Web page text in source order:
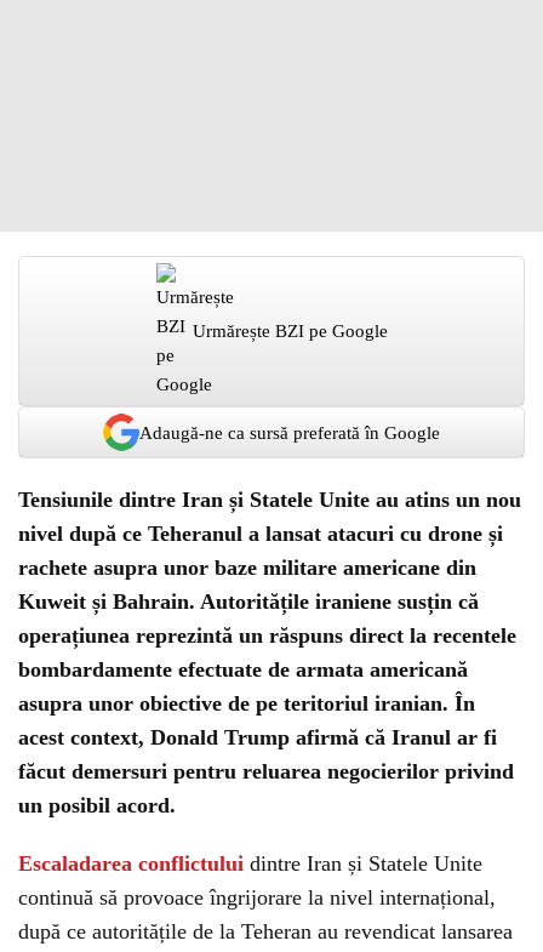
Urmărește BZI pe Google
Adaugă-ne ca sursă preferată în Google
Tensiunile dintre Iran și Statele Unite au atins un nou
nivel după ce Teheranul a lansat atacuri cu drone și
rachete asupra unor baze militare americane din
Kuweit și Bahrain. Autoritățile iraniene susțin că
operațiunea reprezintă un răspuns direct la recentele
bombardamente efectuate de armata americană
asupra unor obiective de pe teritoriul iranian. În
acest context, Donald Trump afirmă că Iranul ar fi
făcut demersuri pentru reluarea negocierilor privind
un posibil acord.
Escaladarea conflictului dintre Iran și Statele Unite
continuă să provoace îngrijorare la nivel internațional,
după ce autoritățile de la Teheran au revendicat lansarea